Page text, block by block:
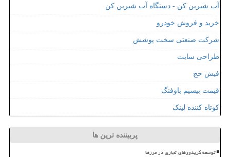
آب شیرین کن - دستگاه آب شیرین کن
خرید و فروش خودرو
شرکت صنعتی سخت پوشش
طراحی سایت
فیش حج
قیمت بیسیم باوفنگ
کوتاه کننده لینک
پربیننده ترین ها
توسعه کریدورهای تجاری در مرزها